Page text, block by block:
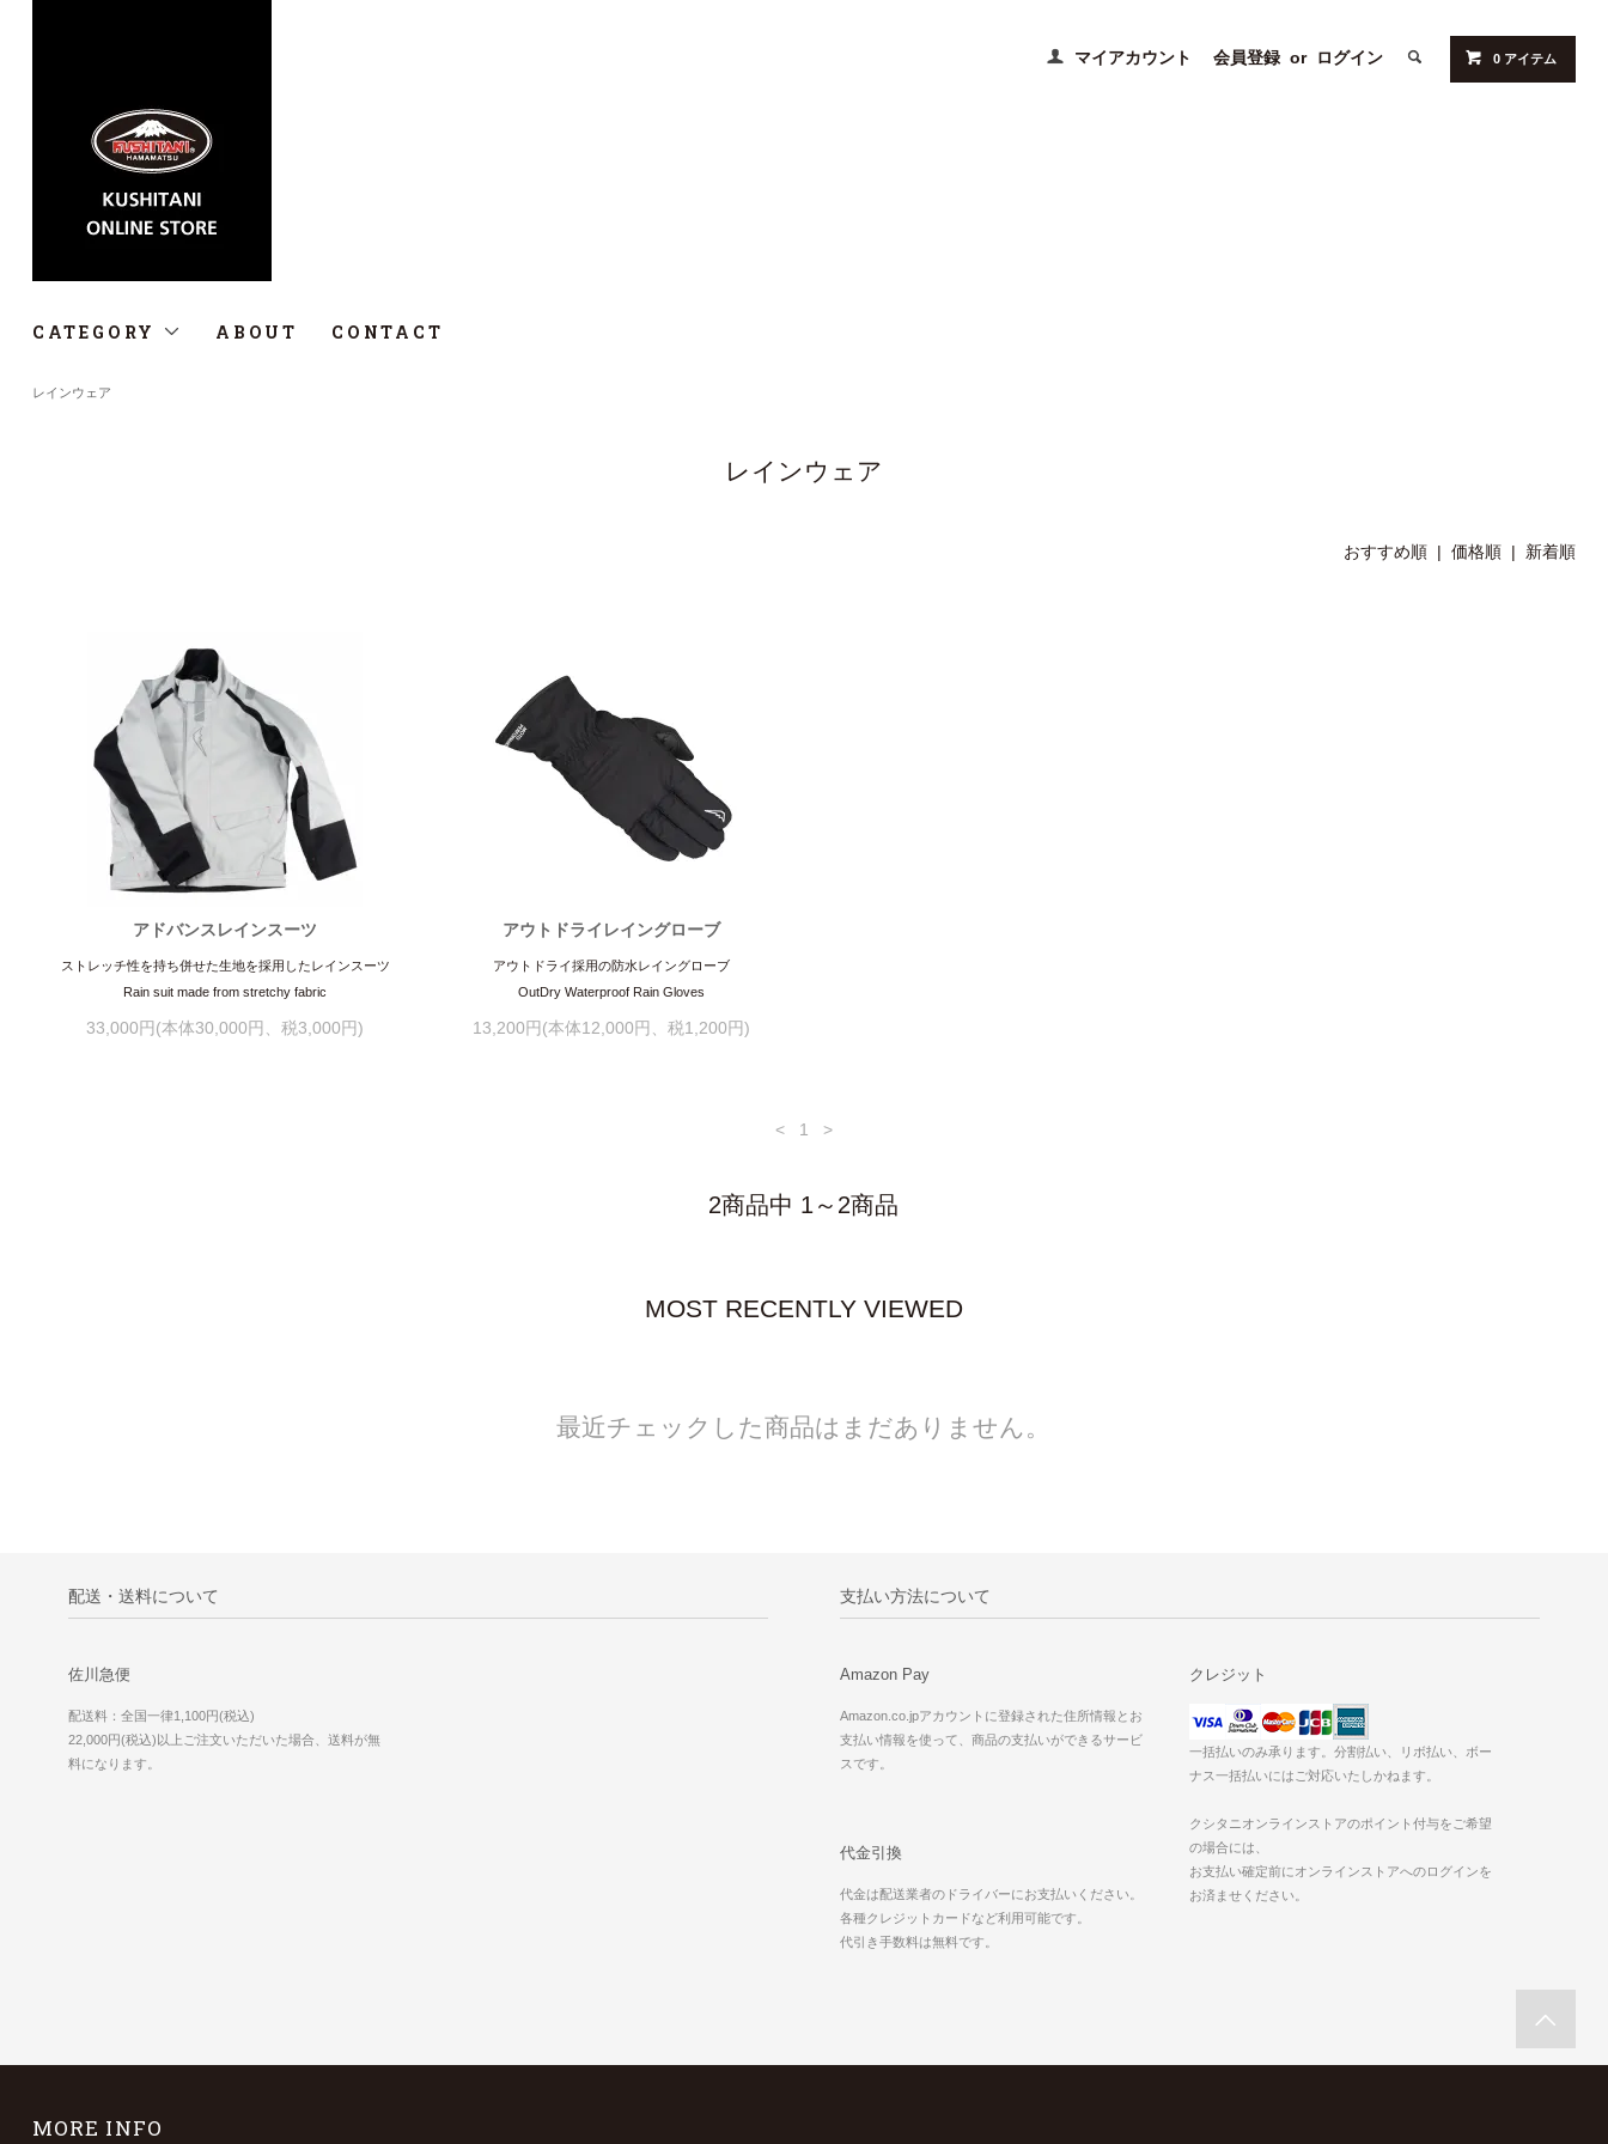
マイアカウント 会員登録 or ログイン 0 アイテム
CATEGORY ABOUT CONTACT
レインウェア
レインウェア
おすすめ順 |価格順 | 新着順
アドバンスレインスーツ
ストレッチ性を持ち併せた生地を採用したレインスーツ
Rain suit made from stretchy fabric
33,000円(本体30,000円、税3,000円)
アウトドライレイングローブ
アウトドライ採用の防水レイングローブ
OutDry Waterproof Rain Gloves
13,200円(本体12,000円、税1,200円)
< 1 >
2商品中 1～2商品
MOST RECENTLY VIEWED
最近チェックした商品はまだありません。
配送・送料について
佐川急便
配送料：全国一律1,100円(税込)
22,000円(税込)以上ご注文いただいた場合、送料が無
料になります。
支払い方法について
Amazon Pay
Amazon.co.jpアカウントに登録された住所情報とお
支払い情報を使って、商品の支払いができるサービ
スです。
クレジット
一括払いのみ承ります。分割払い、リボ払い、ボー
ナス一括払いにはご対応いたしかねます。
クシタニオンラインストアのポイント付与をご希望
の場合には、
お支払い確定前にオンラインストアへのログインを
お済ませください。
代金引換
代金は配送業者のドライバーにお支払いください。
各種クレジットカードなど利用可能です。
代引き手数料は無料です。
MORE INFO